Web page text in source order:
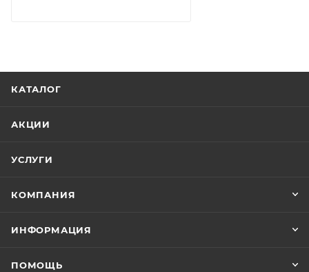
КАТАЛОГ
АКЦИИ
УСЛУГИ
КОМПАНИЯ
ИНФОРМАЦИЯ
ПОМОЩЬ